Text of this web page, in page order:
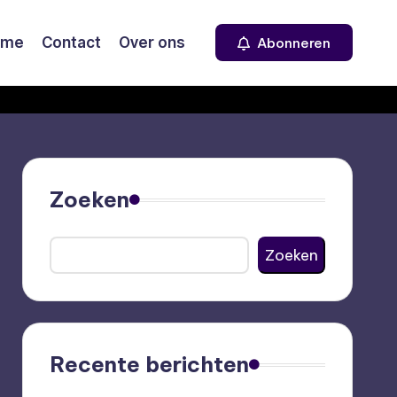
Contact Over ons Abonneren
Zoeken
Zoeken
Recente berichten